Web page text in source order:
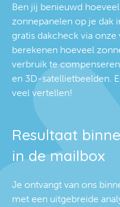
Ben jij benieuwd
zonnepanelen op je dak
gratis dakcheck via
berekenen hoeveel
verbruik te
en 3D-satellietbeelden.
veel vertellen!
Resultaat
in de mailbox
Je ontvangt van ons
met een uitgebreide